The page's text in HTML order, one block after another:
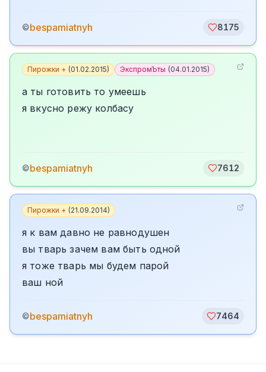
©bespamiatnyh 8175
Пирожки + (01.02.2015) ЭкспромЪты (04.01.2015)
а ты готовить то умеешь
я вкусно режу колбасу
©bespamiatnyh 7612
Пирожки + (21.09.2014)
я к вам давно не равнодушен
вы тварь зачем вам быть одной
я тоже тварь мы будем парой
ваш ной
©bespamiatnyh 7464